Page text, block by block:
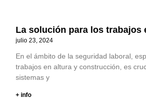
La solución para los trabajos
julio 23, 2024
En el ámbito de la seguridad laboral,
trabajos en altura y construcción, es
sistemas y
+ info